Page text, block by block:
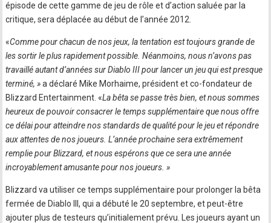
épisode de cette gamme de jeu de rôle et d’action saluée par la
critique, sera déplacée au début de l’année 2012.
«Comme pour chacun de nos jeux, la tentation est toujours grande de
les sortir le plus rapidement possible. Néanmoins, nous n’avons pas
travaillé autant d’années sur Diablo III pour lancer un jeu qui est presque
terminé, »a déclaré Mike Morhaime, président et co-fondateur de
Blizzard Entertainment. «La bêta se passe très bien, et nous sommes
heureux de pouvoir consacrer le temps supplémentaire que nous offre
ce délai pour atteindre nos standards de qualité pour le jeu et répondre
aux attentes de nos joueurs. L’année prochaine sera extrêmement
remplie pour Blizzard, et nous espérons que ce sera une année
incroyablement amusante pour nos joueurs. »
Blizzard va utiliser ce temps supplémentaire pour prolonger la bêta
fermée de Diablo III, qui a débuté le 20 septembre, et peut-être
ajouter plus de testeurs qu’initialement prévu. Les joueurs ayant un